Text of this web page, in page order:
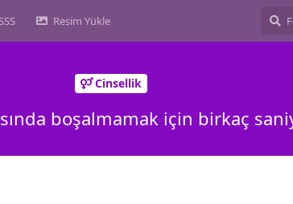
SSS Resim Yükle
Cinsellik
boşalmamak için birkaç